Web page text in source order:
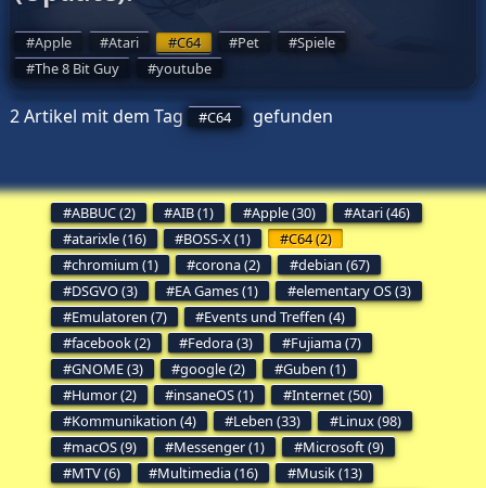
Apple Atari C64 Pet
Spiele
The 8 Bit Guy
youtube
2 Artikel mit dem Tag C64 gefunden
ABBUC (2) AIB (1) Apple (30)
Atari (46)
atarixle (16)
BOSS-X (1)
C64 (2)
chromium (1)
corona (2)
debian (67)
DSGVO (3)
EA Games (1)
elementary OS (3)
Emulatoren (7)
Events und Treffen (4)
facebook (2)
Fedora (3)
Fujiama (7)
GNOME (3)
google (2)
Guben (1)
Humor (2)
insaneOS (1)
Internet (50)
Kommunikation (4)
Leben (33)
Linux (98)
macOS (9)
Messenger (1)
Microsoft (9)
MTV (6)
Multimedia (16)
Musik (13)